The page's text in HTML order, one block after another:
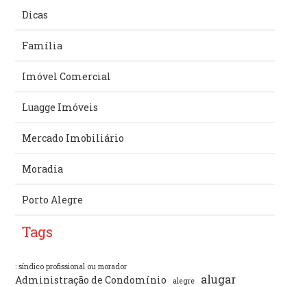
Dicas
Família
Imóvel Comercial
Luagge Imóveis
Mercado Imobiliário
Moradia
Porto Alegre
Tags
: síndico profissional ou morador
Administração de Condomínio alegre alugar